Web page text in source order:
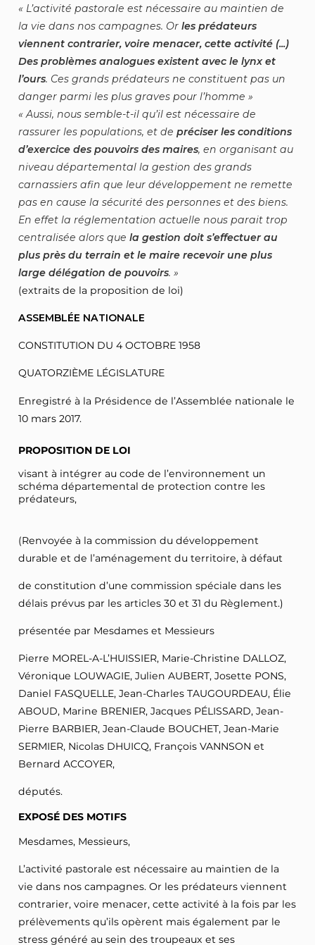
L’activité pastorale est nécessaire au maintien de
la vie dans nos campagnes. Orles prédateurs
viennent contrarier, voire menacer, cette activité (...)
Des problèmes analogues existent avec le lynx et
l’ours. Ces grands prédateurs ne constituent pas un
danger parmi les plus graves pour l’homme
Aussi, nous semble-t-il qu’il est nécessaire de
rassurer les populations, et depréciser les conditions
d’exercice des pouvoirs des maires, en organisant au
niveau départemental la gestion des grands
carnassiers afin que leur développement ne remette
pas en cause la sécurité des personnes et des biens.
En effet la réglementation actuelle nous parait trop
centralisée alors quela gestion doit s’effectuer au
plus près du terrain et le maire recevoir une plus
large délégation de pouvoirs.
(extraits de la proposition de loi)
ASSEMBLÉE NATIONALE
CONSTITUTION DU 4 OCTOBRE 1958
QUATORZIÈME LÉGISLATURE
Enregistré à la Présidence de l’Assemblée nationale le
10 mars 2017.
PROPOSITION DE LOI
visant à intégrer au code de l’environnement un
schéma départemental de protection contre les
prédateurs,
(Renvoyée à la commission du développement
durable et de l’aménagement du territoire, à défaut
de constitution d’une commission spéciale dans les
délais prévus par les articles 30 et 31 du Règlement.)
présentée par Mesdames et Messieurs
Pierre MOREL-A-L’HUISSIER, Marie-Christine DALLOZ,
Véronique LOUWAGIE, Julien AUBERT, Josette PONS,
Daniel FASQUELLE, Jean-Charles TAUGOURDEAU, Élie
ABOUD, Marine BRENIER, Jacques PÉLISSARD, Jean-
Pierre BARBIER, Jean-Claude BOUCHET, Jean-Marie
SERMIER, Nicolas DHUICQ, François VANNSON et
Bernard ACCOYER,
députés.
EXPOSÉ DES MOTIFS
Mesdames, Messieurs,
L’activité pastorale est nécessaire au maintien de la
vie dans nos campagnes. Or les prédateurs viennent
contrarier, voire menacer, cette activité à la fois par les
prélèvements qu’ils opèrent mais également par le
stress généré au sein des troupeaux et ses